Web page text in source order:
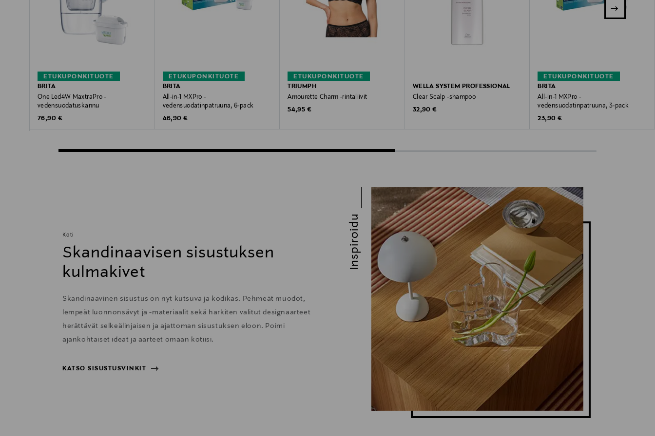
ETUKUPONKITUOTE
BRITA
One Led4W MaxtraPro -
vedensuodatuskannu
Original Price
76,90 €
ETUKUPONKITUOTE
BRITA
All-in-1 MXPro -
vedensuodatinpatruuna, 6-pack
Original Price
46,90 €
ETUKUPONKITUOTE
TRIUMPH
Amourette Charm -rintaliivit
Original Price
54,95 €
WELLA SYSTEM PROFESSIONAL
Clear Scalp -shampoo
Original Price
32,90 €
ETUKUPONKITUOTE
BRITA
All-in-1 MXPro -
vedensuodatinpatruuna, 3-pack
Original Price
23,90 €
Koti
Skandinaavisen sisustuksen
kulmakivet
Skandinaavinen sisustus on nyt kutsuva ja kodikas. Pehmeät muodot,
lempeät luonnonsävyt ja -materiaalit sekä harkiten valitut designaarteet
herättävät selkeälinjaisen ja ajattoman sisustuksen eloon. Poimi
ajankohtaiset ideat ja aarteet omaan kotiisi.
KATSO SISUSTUSVINKIT
Inspiroidu